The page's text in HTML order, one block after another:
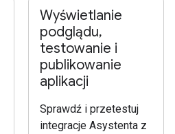
Wyświetlanie
podglądu,
testowanie i
publikowanie
aplikacji
Sprawdź i przetestuj
integracje Asystenta z